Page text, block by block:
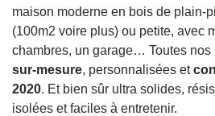
maison moderne en bois de plain-
(100m2 voire plus) ou petite, avec
chambres, un garage… Toutes nos
sur-mesure, personnalisées et
2020. Et bien sûr ultra solides,
isolées et faciles à entretenir.